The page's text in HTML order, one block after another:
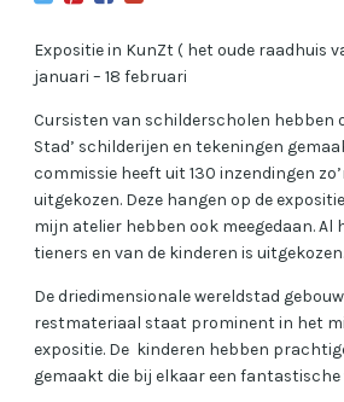
Expositie in KunZt ( het oude raadhuis
januari – 18 februari
Cursisten van schilderscholen hebben
Stad’ schilderijen en tekeningen
commissie heeft uit 130 inzendingen
uitgekozen. Deze hangen op de
mijn atelier hebben ook meegedaan. Al
tieners en van de kinderen is uitgekozen.
De driedimensionale wereldstad
restmateriaal staat prominent in het
expositie. De kinderen hebben
gemaakt die bij elkaar een